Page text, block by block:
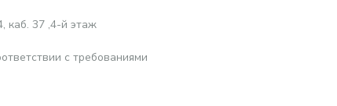
каб. 37 ,4-й этаж
с требованиями